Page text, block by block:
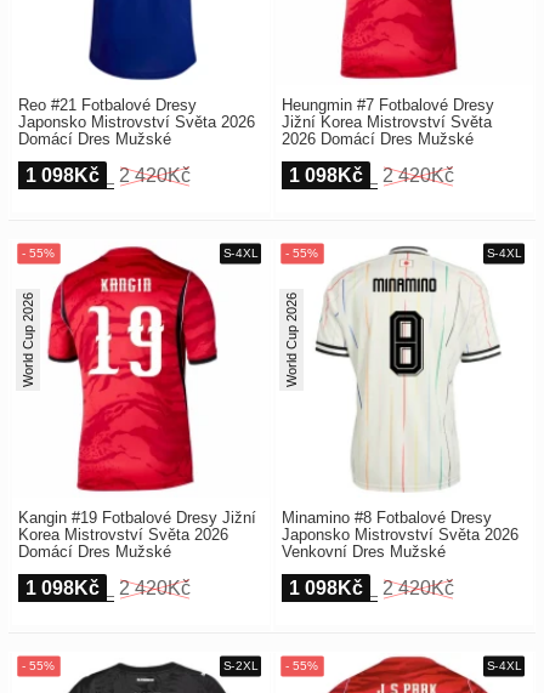
Reo #21 Fotbalové Dresy
Japonsko Mistrovství Světa 2026
Domácí Dres Mužské
1 098Kč 2 420Kč
Heungmin #7 Fotbalové Dresy
Jižní Korea Mistrovství Světa
2026 Domácí Dres Mužské
1 098Kč 2 420Kč
Kangin #19 Fotbalové Dresy Jižní
Korea Mistrovství Světa 2026
Domácí Dres Mužské
World Cup 2026
1 098Kč 2 420Kč
Minamino #8 Fotbalové Dresy
Japonsko Mistrovství Světa 2026
Venkovní Dres Mužské
World Cup 2026
1 098Kč 2 420Kč